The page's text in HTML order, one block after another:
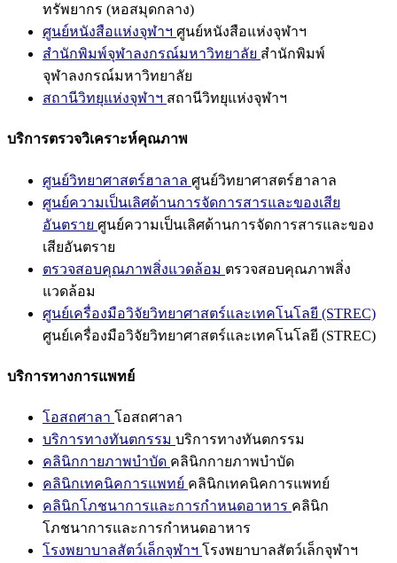
ทรัพยากร (หอสมุดกลาง)
ศูนย์หนังสือแห่งจุฬาฯ ศูนย์หนังสือแห่งจุฬาฯ
สำนักพิมพ์จุฬาลงกรณ์มหาวิทยาลัย สำนักพิมพ์
จุฬาลงกรณ์มหาวิทยาลัย
สถานีวิทยุแห่งจุฬาฯ สถานีวิทยุแห่งจุฬาฯ
บริการตรวจวิเคราะห์คุณภาพ
ศูนย์วิทยาศาสตร์ฮาลาล ศูนย์วิทยาศาสตร์ฮาลาล
ศูนย์ความเป็นเลิศด้านการจัดการสารและของเสีย
อันตราย ศูนย์ความเป็นเลิศด้านการจัดการสารและของ
เสียอันตราย
ตรวจสอบคุณภาพสิ่งแวดล้อม ตรวจสอบคุณภาพสิ่ง
แวดล้อม
ศูนย์เครื่องมือวิจัยวิทยาศาสตร์และเทคโนโลยี (STREC)
ศูนย์เครื่องมือวิจัยวิทยาศาสตร์และเทคโนโลยี (STREC)
บริการทางการแพทย์
โอสถศาลา โอสถศาลา
บริการทางทันตกรรม บริการทางทันตกรรม
คลินิกกายภาพบำบัด คลินิกกายภาพบำบัด
คลินิกเทคนิคการแพทย์ คลินิกเทคนิคการแพทย์
คลินิกโภชนาการและการกำหนดอาหาร คลินิก
โภชนาการและการกำหนดอาหาร
โรงพยาบาลสัตว์เล็กจุฬาฯ โรงพยาบาลสัตว์เล็กจุฬาฯ